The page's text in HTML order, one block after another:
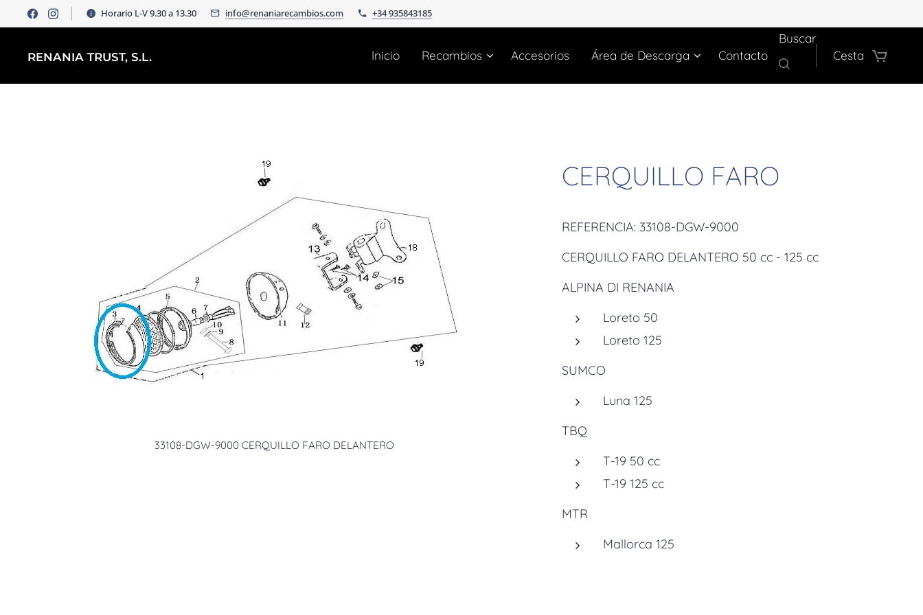
Horario L-V 9.30 a 13.30 info@renaniarecambios.com +34 935843185
RENANIA TRUST, S.L. Inicio Recambios Accesorios Área de Descarga Contacto
Buscar
Cesta
CERQUILLO FARO
33108-DGW-9000 CERQUILLO FARO DELANTERO
REFERENCIA: 33108-DGW-9000
CERQUILLO FARO DELANTERO 50 cc - 125 cc
ALPINA DI RENANIA
Loreto 50
Loreto 125
SUMCO
Luna 125
TBQ
T-19 50 cc
T-19 125 cc
MTR
Mallorca 125